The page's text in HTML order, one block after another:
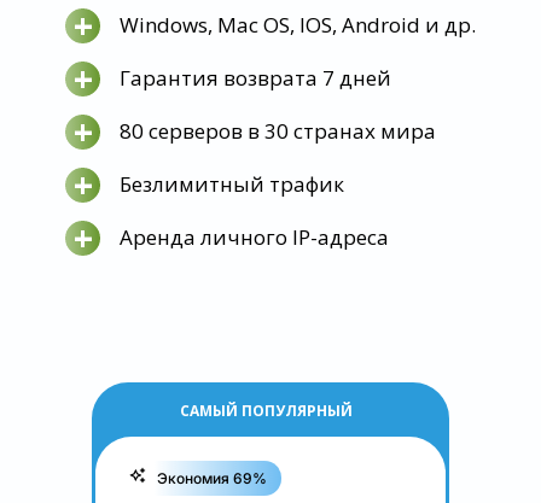
+ Windows, Mac OS, IOS, Android и др.
+ Гарантия возврата 7 дней
+ 80 серверов в 30 странах мира
+ Безлимитный трафик
+ Аренда личного IP-адреса
САМЫЙ ПОПУЛЯРНЫЙ
Экономия 69%